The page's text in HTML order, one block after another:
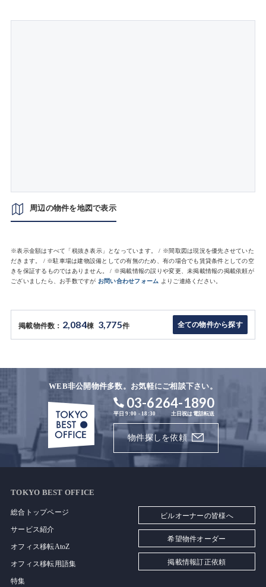
周辺の物件を地図で表示
※表示金額はすべて「税抜き表示」となっています。 / ※間取図は現況を優先させていた
だきます。 / ※駐車場は建物設備としての有無のため、有の場合でも賃貸条件としての空
きを保証するものではありません。 / ※掲載情報の誤りや変更、未掲載情報の掲載依頼が
ございましたら、お手数ですが お問い合わせフォーム よりご連絡ください。
掲載物件数： 2,084棟 3,775件 全ての物件から探す
WEB非公開物件多数。お気軽にご相談下さい。
03-6264-1890
平日 9:00 - 18:30 土日祝は電話転送
物件探しを依頼
TOKYO BEST OFFICE
総合トップページ
サービス紹介
オフィス移転AtoZ
オフィス移転用語集
特集
ビルオーナーの皆様へ
希望物件オーダー
掲載情報訂正依頼